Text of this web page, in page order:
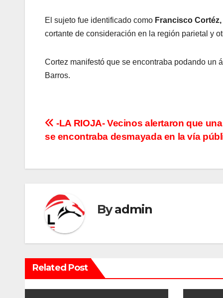
El sujeto fue identificado como Francisco
cortante de consideración en la región parietal y
Cortez manifestó que se encontraba podando un
Barros.
N
v
g
a
c
i
ó
-LA RIOJA- Vecinos alertaron que
se encontraba desmayada en la vía
Byadmin
Related Post